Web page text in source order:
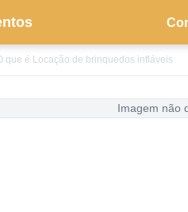
que é Locação de brinquedos infláveis
Imagem não